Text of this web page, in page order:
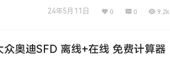
24年5月11日 0 0 9.2k
奥迪SFD 离线+在线 免费计算器